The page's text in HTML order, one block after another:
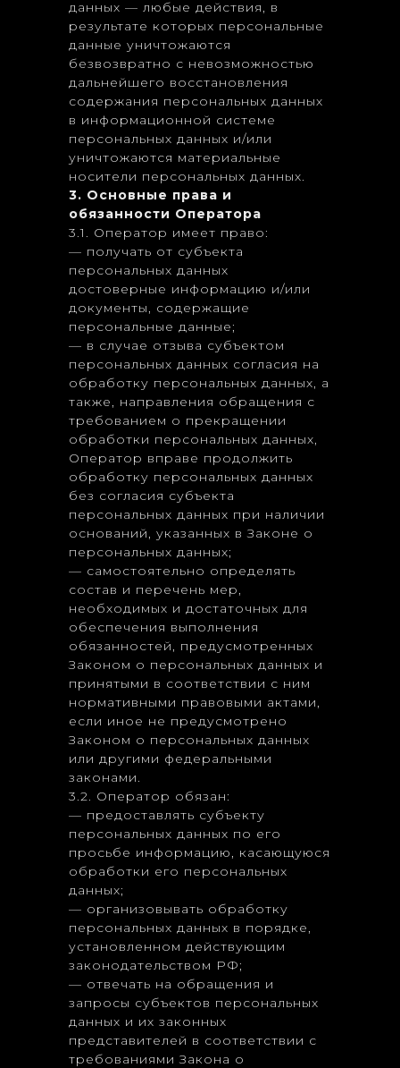
данных — любые действия, в
результате которых персональные
данные уничтожаются
безвозвратно с невозможностью
дальнейшего восстановления
содержания персональных данных
в информационной системе
персональных данных и/или
уничтожаются материальные
носители персональных данных.
3. Основные права и
обязанности Оператора
3.1. Оператор имеет право:
— получать от субъекта
персональных данных
достоверные информацию и/или
документы, содержащие
персональные данные;
— в случае отзыва субъектом
персональных данных согласия на
обработку персональных данных, а
также, направления обращения с
требованием о прекращении
обработки персональных данных,
Оператор вправе продолжить
обработку персональных данных
без согласия субъекта
персональных данных при наличии
оснований, указанных в Законе о
персональных данных;
— самостоятельно определять
состав и перечень мер,
необходимых и достаточных для
обеспечения выполнения
обязанностей, предусмотренных
Законом о персональных данных и
принятыми в соответствии с ним
нормативными правовыми актами,
если иное не предусмотрено
Законом о персональных данных
или другими федеральными
законами.
3.2. Оператор обязан:
— предоставлять субъекту
персональных данных по его
просьбе информацию, касающуюся
обработки его персональных
данных;
— организовывать обработку
персональных данных в порядке,
установленном действующим
законодательством РФ;
— отвечать на обращения и
запросы субъектов персональных
данных и их законных
представителей в соответствии с
требованиями Закона о